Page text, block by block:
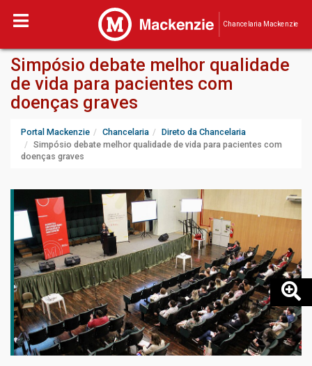
Chancelaria Mackenzie
Simpósio debate melhor qualidade
de vida para pacientes com
doenças graves
Portal Mackenzie Chancelaria
Direto da Chancelaria
Simpósio debate melhor qualidade de vida para pacientes com
doenças graves